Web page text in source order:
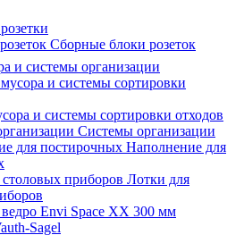
Сборные блоки розеток
и системы организации
и системы сортировки отходов
Системы организации
Наполнение для
Лотки для